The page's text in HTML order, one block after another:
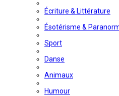
Écriture & Littérature
Ésotérisme &
Sport
Danse
Animaux
Humour